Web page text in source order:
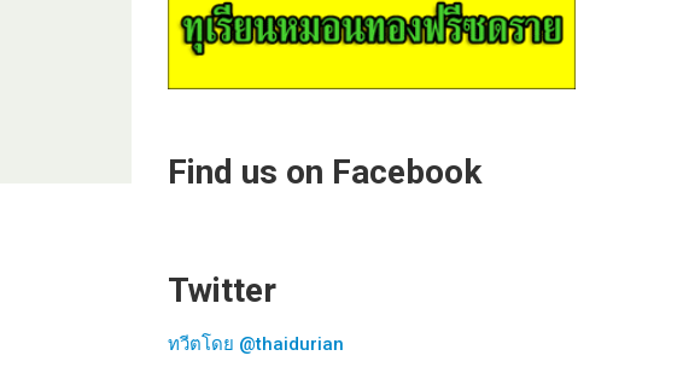
Find us on Facebook
Twitter
ทวีตโดย @thaidurian